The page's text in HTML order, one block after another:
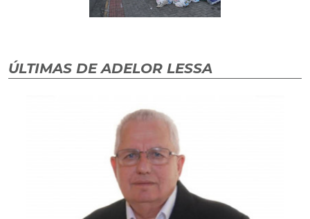
ÚLTIMAS DE ADELOR LESSA